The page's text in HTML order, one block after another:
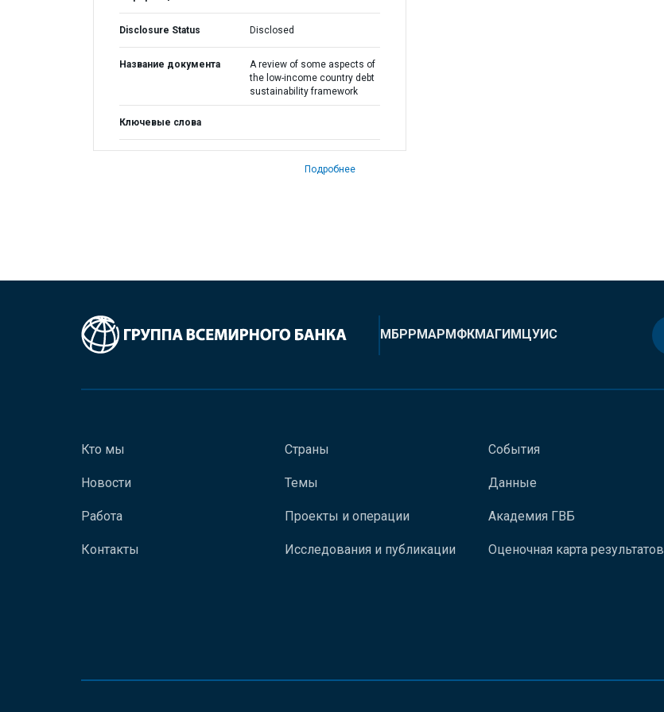
Disclosure Status Disclosed
Название документа
A review of some aspects of
the low-income country debt
sustainability framework
Ключевые слова
Подробнее
МБРРМАРМФКМАГИМЦУИС
Кто мы
Новости
Работа
Контакты
Страны
Темы
Проекты и операции
Исследования и публикации
События
Данные
Академия ГВБ
Оценочная карта результатов